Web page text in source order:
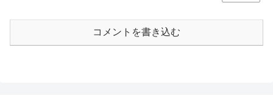
コメントを書き込む